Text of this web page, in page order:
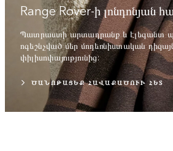
Range Rover-ի լոնդոնյան
Պատրաստի արտադրանք և էլեգանտ
ոգեշնչված մեր մոդեռնիստական
փիլիսոփայությունից:
ԾԱՆՈԹԱՑԵՔ ՀԱՎԱՔԱԾՈՒԻ ՀԵՏ